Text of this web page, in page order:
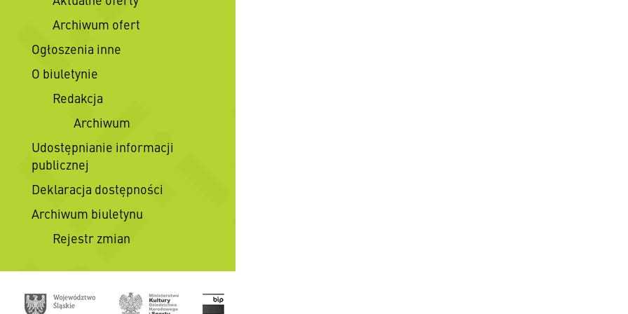
Archiwum ofert
Ogłoszenia inne
O biuletynie
Redakcja
Archiwum
Udostępnianie informacji
publicznej
Deklaracja dostępności
Archiwum biuletynu
Rejestr zmian